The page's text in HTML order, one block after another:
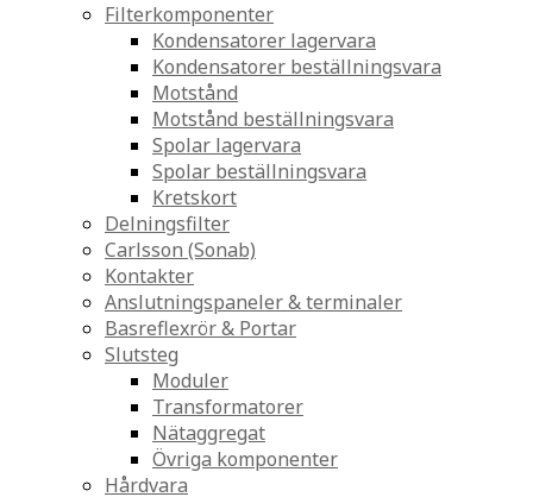
Filterkomponenter
Kondensatorer lagervara
Kondensatorer beställningsvara
Motstånd
Motstånd beställningsvara
Spolar lagervara
Spolar beställningsvara
Kretskort
Delningsfilter
Carlsson (Sonab)
Kontakter
Anslutningspaneler & terminaler
Basreflexrör & Portar
Slutsteg
Moduler
Transformatorer
Nätaggregat
Övriga komponenter
Hårdvara